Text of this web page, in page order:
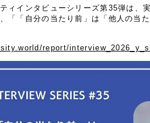
ィインタビューシリーズ第35弾は
「「自分の当たり前」は「他人の当
report/